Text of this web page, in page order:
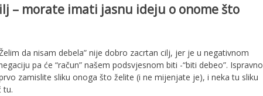
– morate imati jasnu ideju o onome što
da nisam debela” nije dobro zacrtan cilj, jer je u negativnom
pa će “račun” našem podsvjesnom biti -“biti debeo”. Ispravno
zamislite sliku onoga što želite (i ne mijenjate je), i neka tu sliku
tu.